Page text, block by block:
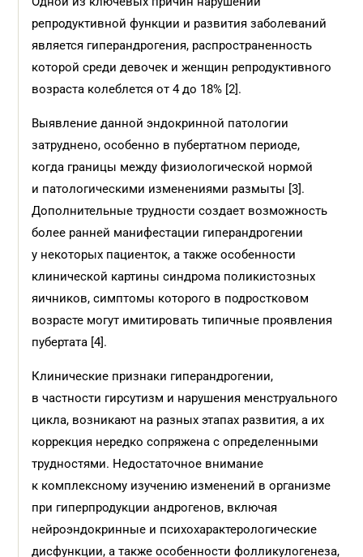
репродуктивной функции и развития заболеваний
является гиперандрогения, распространенность
которой среди девочек и женщин репродуктивного
возраста колеблется от 4 до 18% [2].
Выявление данной эндокринной патологии
затруднено, особенно в пубертатном периоде,
когда границы между физиологической нормой
и патологическими изменениями размыты [3].
Дополнительные трудности создает возможность
более ранней манифестации гиперандрогении
у некоторых пациенток, а также особенности
клинической картины синдрома поликистозных
яичников, симптомы которого в подростковом
возрасте могут имитировать типичные проявления
пубертата [4].
Клинические признаки гиперандрогении,
в частности гирсутизм и нарушения менструального
цикла, возникают на разных этапах развития, а их
коррекция нередко сопряжена с определенными
трудностями. Недостаточное внимание
к комплексному изучению изменений в организме
при гиперпродукции андрогенов, включая
нейроэндокринные и психохарактерологические
дисфункции, а также особенности фолликулогенеза,